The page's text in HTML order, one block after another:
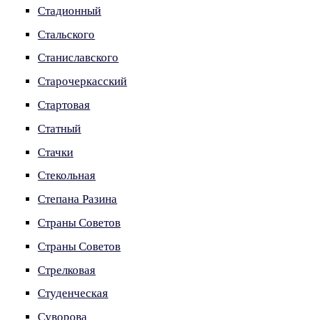
Стадионный
Стальского
Станиславского
Старочеркасский
Стартовая
Статный
Стачки
Стекольная
Степана Разина
Страны Советов
Страны Советов
Стрелковая
Студенческая
Суворова